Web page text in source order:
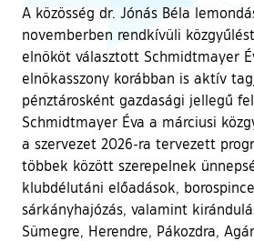
A közösség dr. Jónás Béla
novemberben rendkívüli
elnököt választott Schmidtmayer
elnökasszony korábban is aktív
pénztárosként gazdasági jellegű
Schmidtmayer Éva a márciusi
a szervezet 2026-ra tervezett
többek között szerepelnek
klubdélutáni előadások,
sárkányhajózás, valamint
Sümegre, Herendre, Pákozdra,